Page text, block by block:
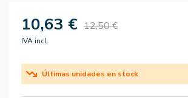
10,63 € 12,50 €
IVA incl.
Últimas unidades en stock